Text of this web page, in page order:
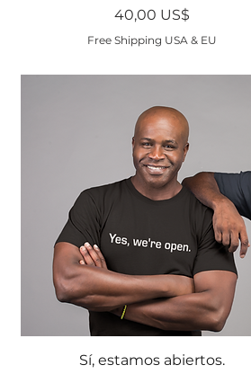
Precio
40,00 US$
Free Shipping USA & EU
Vista rápida
Sí, estamos abiertos.